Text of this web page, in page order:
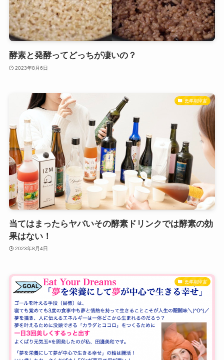
酵素と発酵ってどっちが凄いの？
2023年8月6日
更年期障害
当てはまったらヤバいその酵素ドリンクでは酵素の効
果はない！
2023年8月4日
更年期障害